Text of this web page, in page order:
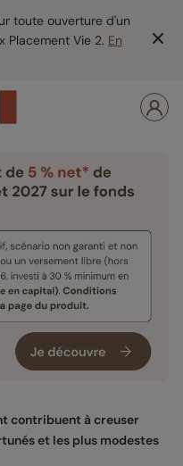
toute ouverture d'un
Placement Vie 2. En
contribuent à creuser
et les plus modestes